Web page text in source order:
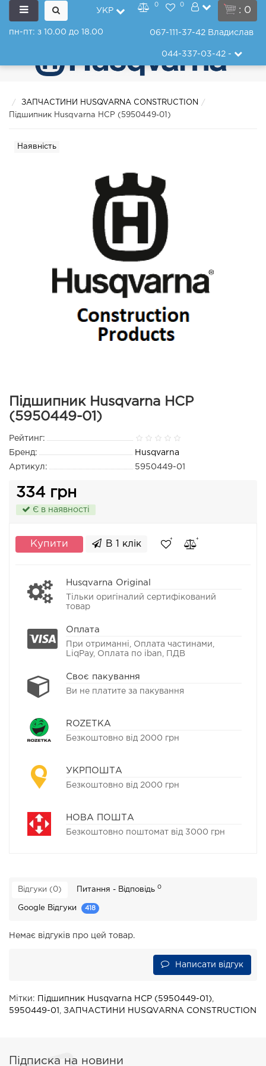
: 0
УКР
0 0
пн-пт: з 10.00 до 18.00 067-111-37-42 Владислав
044-337-03-42-
ЗАПЧАСТИНИ HUSQVARNA CONSTRUCTION
Підшипник Husqvarna HCP (5950449-01)
Наявність
Підшипник Husqvarna HCP
(5950449-01)
Рейтинг:
Бренд:
Husqvarna
Артикул:
5950449-01
334 грн
Є в наявності
Купити В 1 клік
Husqvarna Original
Тільки оригіналий сертифікований
товар
Оплата
При отриманні, Оплата частинами,
LiqPay, Оплата по iban, ПДВ
Своє пакування
Ви не платите за пакування
ROZETKA
Безкоштовно від 2000 грн
УКРПОШТА
Безкоштовно від 2000 грн
НОВА ПОШТА
Безкоштовно поштомат від 3000 грн
Відгуки (0) Питання - Відповідь 0
Google Відгуки 418
Немає відгуків про цей товар.
Написати відгук
Мітки: Підшипник Husqvarna HCP (5950449-01)
5950449-01
ЗАПЧАСТИНИ HUSQVARNA CONSTRUCTION
Підписка на новини